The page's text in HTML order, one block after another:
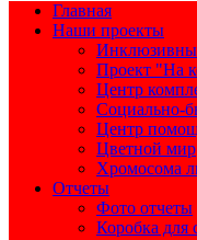
Главная
Наши проекты
Проект "На
Центр
Социально-
Центр
Цветной мир
Хромосома
Отчеты
Фото отчеты
Коробка для